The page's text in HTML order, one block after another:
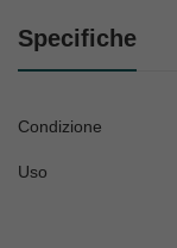
Specifiche
Condizione
Uso